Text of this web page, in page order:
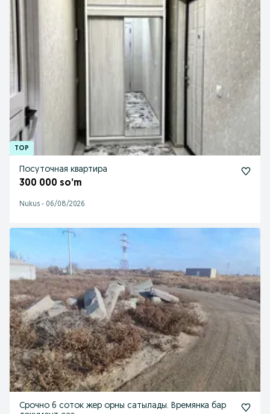
Посуточная квартира
300 000 so’m
Nukus - 06/08/2026
Срочно 6 соток жер орны сатылады. Времянка бар